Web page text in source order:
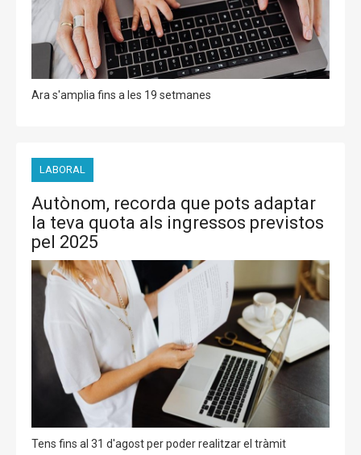
Ara s'amplia fins a les 19 setmanes
LABORAL
Autònom, recorda que pots adaptar
la teva quota als ingressos previstos
pel 2025
Tens fins al 31 d'agost per poder realitzar el tràmit